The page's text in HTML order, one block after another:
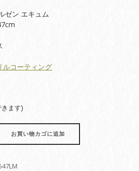
ゼン エキュム
ルコーティング
ます)
お買い物カゴに追加